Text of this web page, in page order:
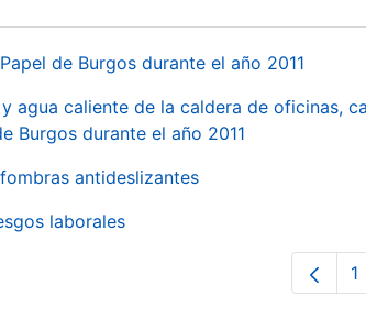
de Burgos durante el año 2011
agua caliente de la caldera de oficinas,
Burgos durante el año 2011
antideslizantes
laborales
1